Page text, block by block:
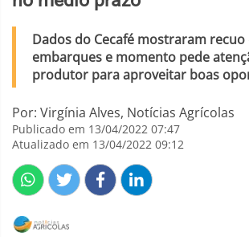
Dados do Cecafé mostraram recuo
embarques e momento pede
produtor para aproveitar boas
Por: Virgínia Alves, Notícias Agrícolas
Publicado em 13/04/2022 07:47
Atualizado em 13/04/2022 09:12